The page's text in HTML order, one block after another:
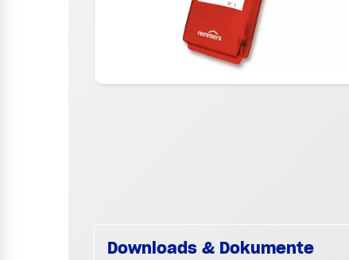
Downloads & Dokumente